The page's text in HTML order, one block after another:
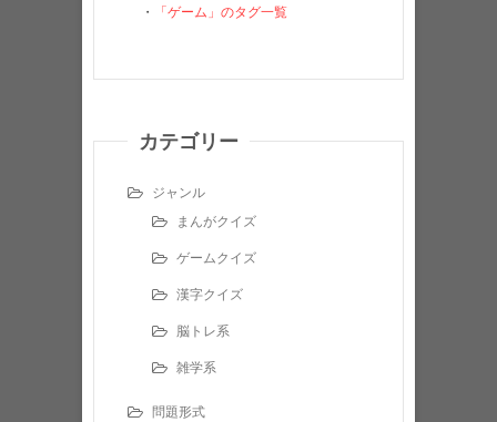
・
「ゲーム」のタグ一覧
カテゴリー
ジャンル
まんがクイズ
ゲームクイズ
漢字クイズ
脳トレ系
雑学系
問題形式